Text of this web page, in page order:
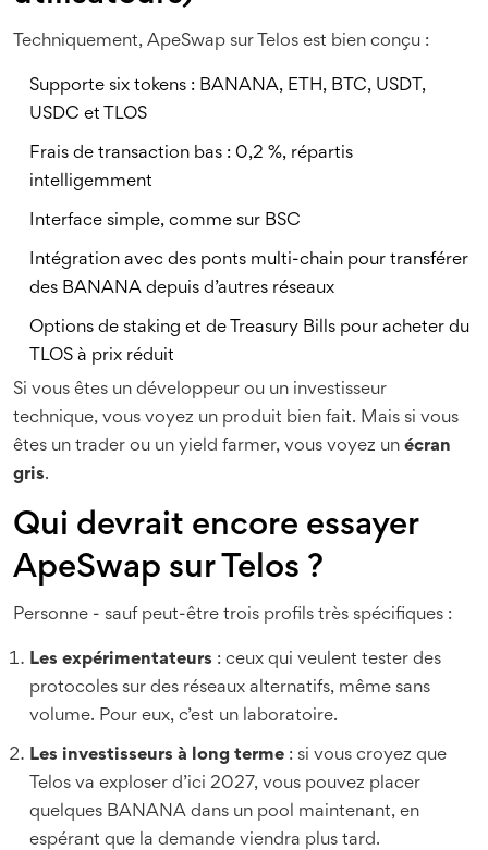
Techniquement, ApeSwap sur Telos est bien conçu :
Supporte six tokens : BANANA, ETH, BTC, USDT,
USDC et TLOS
Frais de transaction bas : 0,2 %, répartis
intelligemment
Interface simple, comme sur BSC
Intégration avec des ponts multi-chain pour transférer
des BANANA depuis d’autres réseaux
Options de staking et de Treasury Bills pour acheter du
TLOS à prix réduit
Si vous êtes un développeur ou un investisseur
technique, vous voyez un produit bien fait. Mais si vous
êtes un trader ou un yield farmer, vous voyez un écran
gris.
Qui devrait encore essayer
ApeSwap sur Telos ?
Personne - sauf peut-être trois profils très spécifiques :
Les expérimentateurs : ceux qui veulent tester des
protocoles sur des réseaux alternatifs, même sans
volume. Pour eux, c’est un laboratoire.
Les investisseurs à long terme : si vous croyez que
Telos va exploser d’ici 2027, vous pouvez placer
quelques BANANA dans un pool maintenant, en
espérant que la demande viendra plus tard.